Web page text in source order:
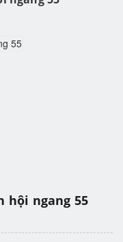
hội ngang 55